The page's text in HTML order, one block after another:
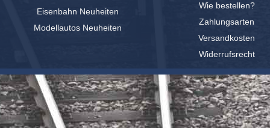
Eisenbahn Neuheiten
Modellautos Neuheiten
Wie bestellen?
Zahlungsarten
Versandkosten
Widerrufsrecht